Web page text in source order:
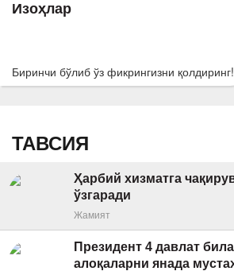
Изоҳлар
Биринчи бўлиб ўз фикрингизни қолдиринг!
ТАВСИЯ
Ҳарбий хизматга
ўзгаради
Жамият
Президент 4 давлат
алоқаларни янада